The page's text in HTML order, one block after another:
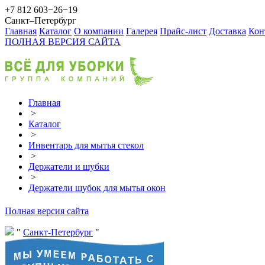
+7 812 603−26−19
Санкт–Петербург
Главная Каталог О компании Галерея Прайс-лист Доставка
ПОЛНАЯ ВЕРСИЯ САЙТА
Главная
>
Каталог
>
Инвентарь для мытья стекол
>
Держатели и шубки
>
Держатели шубок для мытья окон
Полная версия сайта
Санкт-Петербург